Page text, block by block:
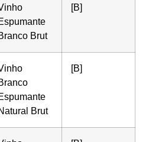
Brut
[B]
Brut
[B]